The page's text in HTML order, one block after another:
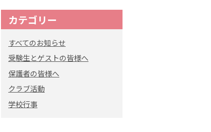
カテゴリー
すべてのお知らせ
受験生とゲストの皆様へ
保護者の皆様へ
クラブ活動
学校行事